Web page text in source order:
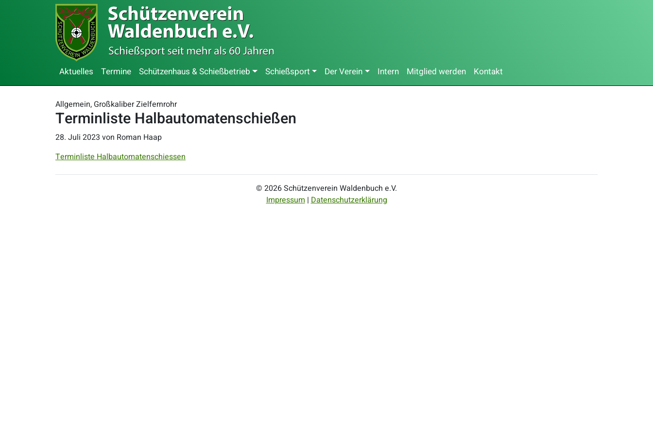
Aktuelles Termine Schützenhaus & Schießbetrieb Schießsport Der Verein Intern Mitglied werden Kontakt
Allgemein, Großkaliber Zielfernrohr
Terminliste Halbautomatenschießen
28. Juli 2023 von Roman Haap
Terminliste Halbautomatenschiessen
© 2026 Schützenverein Waldenbuch e.V.
Impressum|Datenschutzerklärung